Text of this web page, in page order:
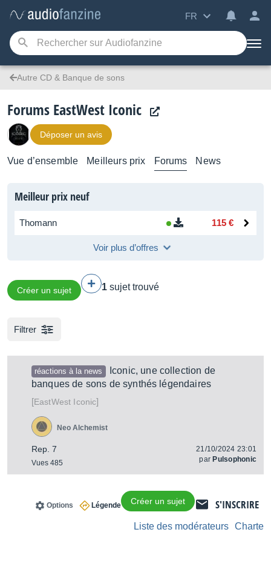
FR
Autre CD & Banque de sons
Forums EastWest Iconic
Déposer un avis
Vue d’ensemble Meilleurs prix Forums News
Meilleur prix neuf
Thomann 115 €
Voir plus d’offres
Créer un sujet 1 sujet trouvé
Filtrer
réactions à la news
Iconic, une collection de
banques de sons de synthés légendaires
[EastWest Iconic]
Rep. 7
Vues 485
Neo Alchemist
21/10/2024 23:01
par Pulsophonic
S'INSCRIRE
Créer un sujet
Légende
Options
Charte
Liste des modérateurs